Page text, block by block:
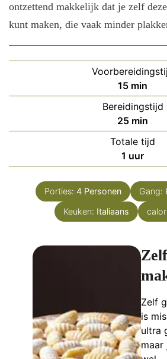
ontzettend makkelijk dat je zelf
kunt maken, die vaak minder
15minuten
min
Bereidingstijd
25minuten
min
Totale tijd
1 uur
uur
Porties: 4 Personen Gang:
Keuken: Italiaans
Zelf
is
ultra